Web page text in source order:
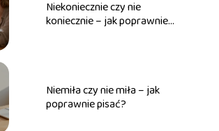
Niekoniecznie czy nie
koniecznie – jak poprawnie
Niemiła czy nie miła – jak
poprawnie pisać?